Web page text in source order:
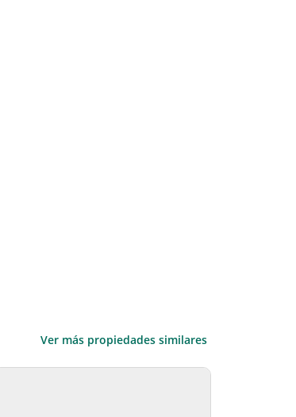
Ver más propiedades similares